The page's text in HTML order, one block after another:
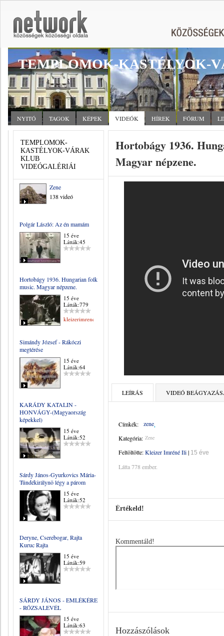
TEMPLOMOK-KASTÉLYOK-
NYITÓ TAGOK KÉPEK VIDEÓK HÍREK FÓRUM
TEMPLOMOK-
KASTÉLYOK-VÁRAK
KLUB
VIDEÓGALÉRIÁI
Zene
138 videó
Polgár László: Az én mamám
15 éve
Látták:45
Hortobágy 1936. Hungarian folk
music. Magyar népzene.
15 éve
Látták:779
kleizerimrene
Simándy József - Rákóczi
megtérése
15 éve
Látták:64
KARÁDY KATALIN -
HONVÁGY-(Magyaország
képekkel)
15 éve
Látták:52
Sárdy János-Gyurkovics Mária-
Tündékirálynö légy a párom
15 éve
Látták:52
Deryne, Cserebogar, Rajta
Kuruc Rajta
15 éve
Látták:59
SÁRDY JÁNOS - EMLÉKÉRE
- RÓZSALEVÉL
15 éve
Látták:63
Hortobágy 1936.
Magyar népzene.
LEÍRÁS VIDEÓ
Címkék:
zene
Kategória: Zene
Feltöltötte:Kleizer Imréné Ili| 15 éve
Látta 778 ember.
Értékeld!
Kommentáld!
Hozzászólások